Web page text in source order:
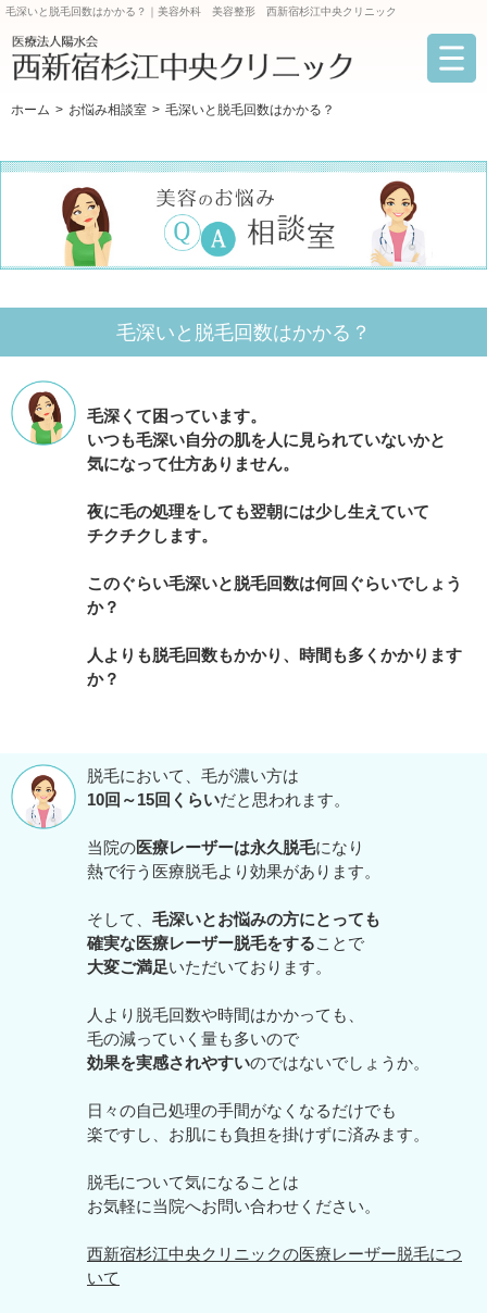
毛深いと脱毛回数はかかる？｜美容外科 美容整形 西新宿杉江中央クリニック
ホーム お悩み相談室 毛深いと脱毛回数はかかる？
毛深いと脱毛回数はかかる？
毛深くて困っています。
いつも毛深い自分の肌を人に見られていないかと
気になって仕方ありません。
夜に毛の処理をしても翌朝には少し生えていて
チクチクします。
このぐらい毛深いと脱毛回数は何回ぐらいでしょう
か？
人よりも脱毛回数もかかり、時間も多くかかります
か？
脱毛において、毛が濃い方は
10回～15回くらいだと思われます。
当院の医療レーザーは永久脱毛になり
熱で行う医療脱毛より効果があります。
そして、 毛深いとお悩みの方にとっても
確実な医療レーザー脱毛をすることで
大変ご満足いただいております。
人より脱毛回数や時間はかかっても、
毛の減っていく量も多いので
効果を実感されやすいのではないでしょうか。
日々の自己処理の手間がなくなるだけでも
楽ですし、お肌にも負担を掛けずに済みます。
脱毛について気になることは
お気軽に当院へお問い合わせください。
西新宿杉江中央クリニックの医療レーザー脱毛につ
いて